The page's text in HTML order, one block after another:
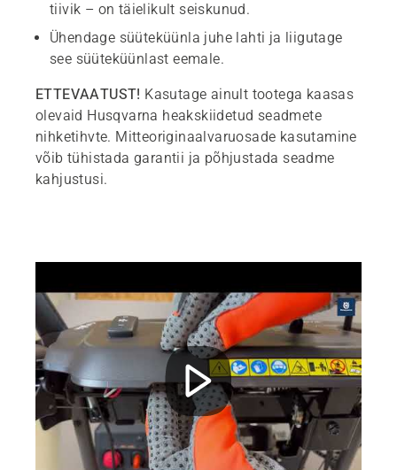
tiivik – on täielikult seiskunud.
Ühendage süüteküünla juhe lahti ja liigutage
see süüteküünlast eemale.
ETTEVAATUST! Kasutage ainult tootega kaasas
olevaid Husqvarna heakskiidetud seadmete
nihketihvte. Mitteoriginaalvaruosade kasutamine
võib tühistada garantii ja põhjustada seadme
kahjustusi.